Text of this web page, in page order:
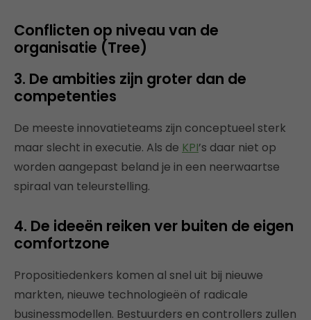
Conflicten op niveau van de
organisatie (Tree)
3. De ambities zijn groter dan de
competenties
De meeste innovatieteams zijn conceptueel sterk
maar slecht in executie. Als de KPI’s daar niet op
worden aangepast beland je in een neerwaartse
spiraal van teleurstelling.
4. De ideeën reiken ver buiten de eigen
comfortzone
Propositiedenkers komen al snel uit bij nieuwe
markten, nieuwe technologieën of radicale
businessmodellen. Bestuurders en controllers zullen